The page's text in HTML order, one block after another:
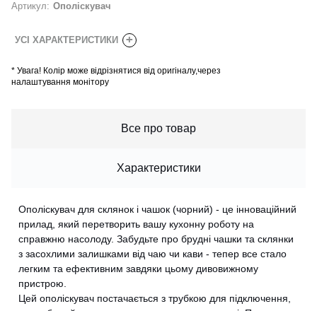
Артикул: Ополіскувач
УСІ ХАРАКТЕРИСТИКИ +
* Увага! Колір може відрізнятися від оригіналу,через
налаштування монітору
Все про товар
Характеристики
Ополіскувач для склянок і чашок (чорний) - це інноваційний
прилад, який перетворить вашу кухонну роботу на
справжню насолоду. Забудьте про брудні чашки та склянки
з засохлими залишками від чаю чи кави - тепер все стало
легким та ефективним завдяки цьому дивовижному
пристрою.
Цей ополіскувач постачається з трубкою для підключення,